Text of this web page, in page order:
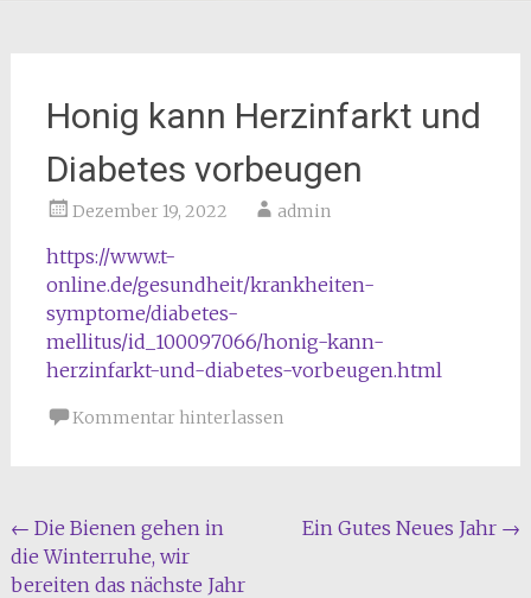
Honig kann Herzinfarkt und
Diabetes vorbeugen
Dezember 19, 2022 admin
https://www.t-
online.de/gesundheit/krankheiten-
symptome/diabetes-
mellitus/id_100097066/honig-kann-
herzinfarkt-und-diabetes-vorbeugen.html
Kommentar hinterlassen
Beitragsnavigation
← Die Bienen gehen in
die Winterruhe, wir
bereiten das nächste Jahr
Ein Gutes Neues Jahr →